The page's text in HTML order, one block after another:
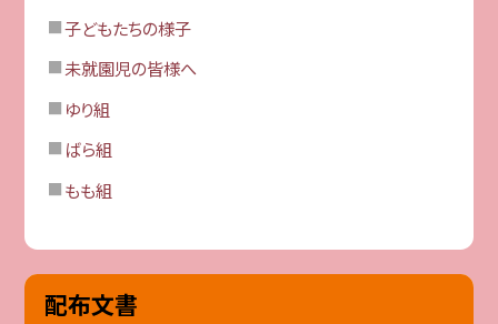
子どもたちの様子
未就園児の皆様へ
ゆり組
ばら組
もも組
配布文書